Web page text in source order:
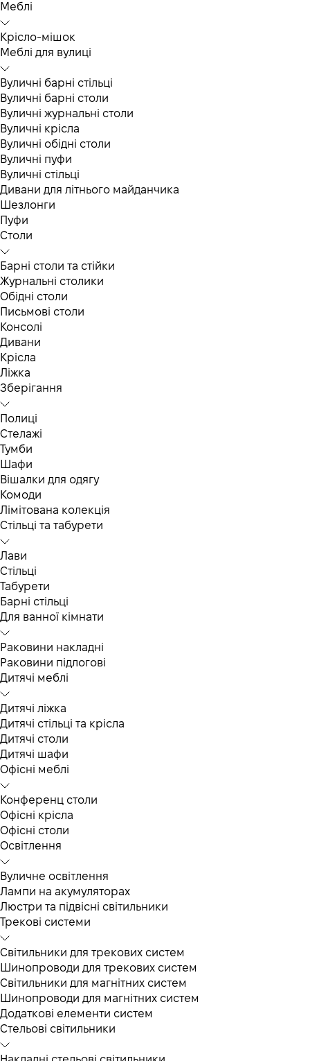
Меблі
Крісло-мішок
Меблі для вулиці
Вуличні барні стільці
Вуличні барні столи
Вуличні журнальні столи
Вуличні крісла
Вуличні обідні столи
Вуличні пуфи
Вуличні стільці
Дивани для літнього майданчика
Шезлонги
Пуфи
Столи
Барні столи та стійки
Журнальні столики
Обідні столи
Письмові столи
Консолі
Дивани
Крісла
Ліжка
Зберігання
Полиці
Стелажі
Тумби
Шафи
Вішалки для одягу
Комоди
Лімітована колекція
Стільці та табурети
Лави
Стільці
Табурети
Барні стільці
Для ванної кімнати
Раковини накладні
Раковини підлогові
Дитячі меблі
Дитячі ліжка
Дитячі стільці та крісла
Дитячі столи
Дитячі шафи
Офісні меблі
Конференц столи
Офісні крісла
Офісні столи
Освітлення
Вуличне освітлення
Лампи на акумуляторах
Люстри та підвісні світильники
Трекові системи
Світильники для трекових систем
Шинопроводи для трекових систем
Світильники для магнітних систем
Шинопроводи для магнітних систем
Додаткові елементи систем
Cтельові світильники